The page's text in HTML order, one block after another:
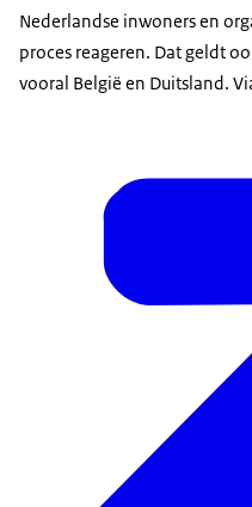
Nederlandse inwoners en
proces reageren. Dat geldt
vooral België en Duitsland.